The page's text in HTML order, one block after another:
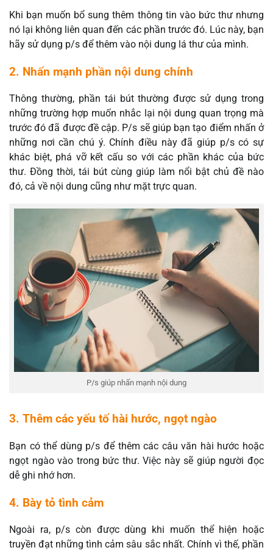
Khi bạn muốn bổ sung thêm thông tin vào bức thư nhưng
nó lại không liên quan đến các phần trước đó. Lúc này, bạn
hãy sử dụng p/s để thêm vào nội dung lá thư của mình.
2. Nhấn mạnh phần nội dung chính
Thông thường, phần tái bút thường được sử dụng trong
những trường hợp muốn nhắc lại nội dung quan trọng mà
trước đó đã được đề cập. P/s sẽ giúp bạn tạo điểm nhấn ở
những nơi cần chú ý. Chính điều này đã giúp p/s có sự
khác biệt, phá vỡ kết cấu so với các phần khác của bức
thư. Đồng thời, tái bút cùng giúp làm nổi bật chủ đề nào
đó, cả về nội dung cũng như mặt trực quan.
P/s giúp nhấn mạnh nội dung
3. Thêm các yếu tố hài hước, ngọt ngào
Bạn có thể dùng p/s để thêm các câu văn hài hước hoặc
ngọt ngào vào trong bức thư. Việc này sẽ giúp người đọc
dễ ghi nhớ hơn.
4. Bày tỏ tình cảm
Ngoài ra, p/s còn được dùng khi muốn thể hiện hoặc
truyền đạt những tình cảm sâu sắc nhất. Chính vì thế, phần